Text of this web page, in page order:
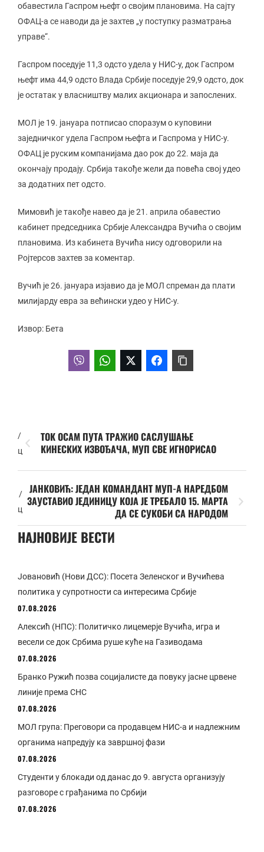
обавестила Гаспром њефт о својим плановима. На сајту
ОФАЦ-а се наводи да је захтев „у поступку разматрања
управе“.
Гаспром поседује 11,3 одсто удела у НИС-у, док Гаспром
њефт има 44,9 одсто Влада Србије поседује 29,9 одсто, док
је остатак у власништву малих акционара и запослених.
МОЛ је 19. јануара потписао споразум о куповини
заједничког удела Гаспром њефта и Гаспрома у НИС-у.
ОФАЦ је руским компанијама дао рок до 22. маја да
окончају продају. Србија такође жели да повећа свој удео
за додатних пет одсто.
Мимовић је такође навео да је 21. априла обавестио
кабинет председника Србије Александра Вучића о својим
плановима. Из кабинета Вучића нису одговорили на
Ројтерсов захтев за коментар.
Вучић је 26. јануара изјавио да је МОЛ спреман да плати
милијарду евра за већински удео у НИС-у.
Извор: Бета
/
ц
ТОК ОСАМ ПУТА ТРАЖИО САСЛУШАЊЕ
КИНЕСКИХ ИЗВОЂАЧА, МУП СВЕ ИГНОРИСАО
/
ц
ЈАНКОВИЋ: ЈЕДАН КОМАНДАНТ МУП-А НАРЕДБОМ
ЗАУСТАВИО ЈЕДИНИЦУ КОЈА ЈЕ ТРЕБАЛО 15. МАРТА
ДА СЕ СУКОБИ СА НАРОДОМ
НАЈНОВИЈЕ ВЕСТИ
Јовановић (Нови ДСС): Посета Зеленског и Вучићева
политика у супротности са интересима Србије
07.08.2026
Алексић (НПС): Политичко лицемерје Вучића, игра и
весели се док Србима руше куће на Газиводама
07.08.2026
Бранко Ружић позва социјалисте да повуку јасне црвене
линије према СНС
07.08.2026
МОЛ група: Преговори са продавцем НИС-а и надлежним
органима напредују ка завршној фази
07.08.2026
Студенти у блокади од данас до 9. августа организују
разговоре с грађанима по Србији
07.08.2026